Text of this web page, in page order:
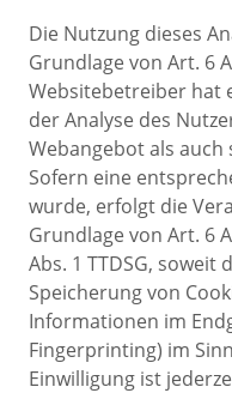
Die Nutzung dieses
Grundlage von Art. 6
Websitebetreiber hat
der Analyse des
Webangebot als
Sofern eine
wurde, erfolgt die
Grundlage von Art. 6
Abs. 1 TTDSG, soweit
Speicherung von
Informationen im
Fingerprinting) im
Einwilligung ist